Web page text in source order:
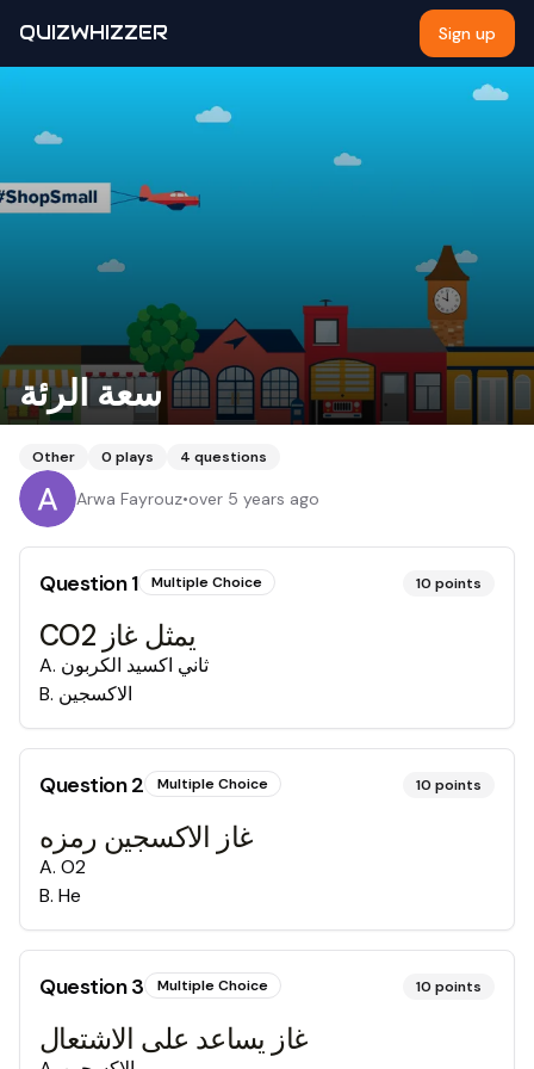
QUIZWHIZZER Sign up
سعة الرئة
Other 0 plays 4 questions
Arwa Fayrouz•over 5 years ago
Question1 Multiple Choice 10 points
CO2 يمثل غاز
A. ثاني اكسيد الكربون
B. الاكسجين
Question2 Multiple Choice 10 points
غاز الاكسجين رمزه
A. O2
B. He
Question3 Multiple Choice 10 points
غاز يساعد على الاشتعال